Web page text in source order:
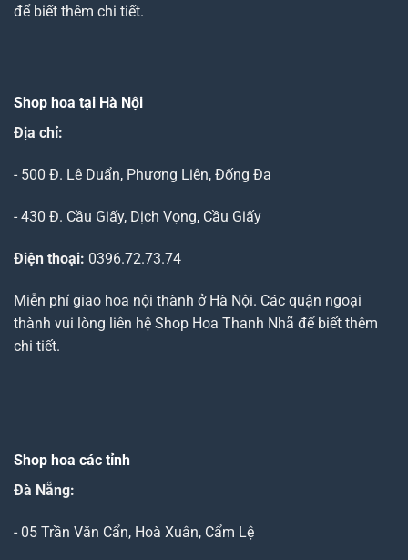
để biết thêm chi tiết.
Shop hoa tại Hà Nội
Địa chỉ:
- 500 Đ. Lê Duẩn, Phương Liên, Đống Đa
- 430 Đ. Cầu Giấy, Dịch Vọng, Cầu Giấy
Điện thoại: 0396.72.73.74
Miễn phí giao hoa nội thành ở Hà Nội. Các quận ngoại
thành vui lòng liên hệ Shop Hoa Thanh Nhã để biết thêm
chi tiết.
Shop hoa các tỉnh
Đà Nẵng:
- 05 Trần Văn Cẩn, Hoà Xuân, Cẩm Lệ